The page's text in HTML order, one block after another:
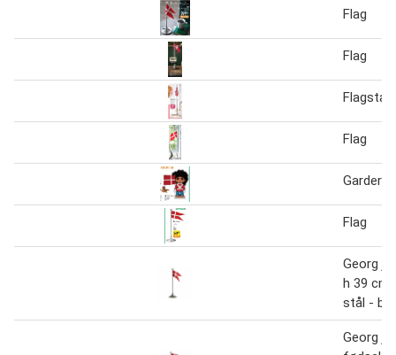
Flag
Flag
Flag
Garder
Flag
Georg
h 39
stål -
Georg